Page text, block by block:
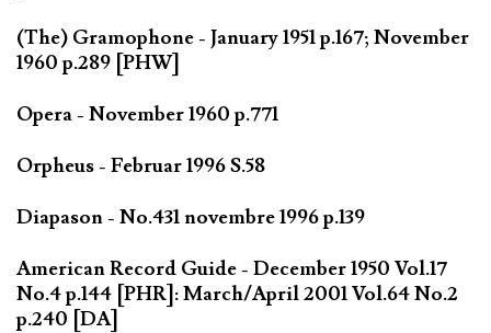
(The) Gramophone - January 1951 p.167; November
1960 p.289 [PHW]
Opera - November 1960 p.771
Orpheus - Februar 1996 S.58
Diapason - No.431 novembre 1996 p.139
American Record Guide - December 1950 Vol.17
No.4 p.144 [PHR]: March/April 2001 Vol.64 No.2
p.240 [DA]